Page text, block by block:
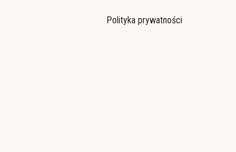
Polityka prywatności